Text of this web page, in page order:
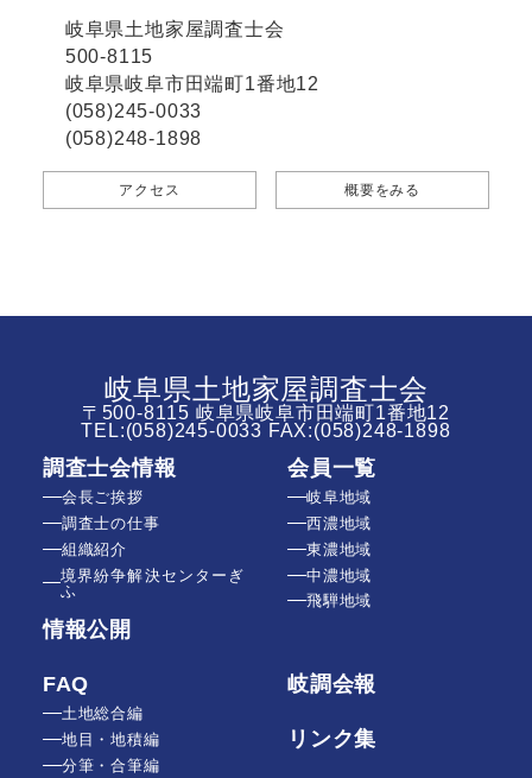
岐阜県土地家屋調査士会
500-8115
岐阜県岐阜市田端町1番地12
(058)245-0033
(058)248-1898
アクセス 概要をみる
岐阜県土地家屋調査士会
〒500-8115 岐阜県岐阜市田端町1番地12
TEL:(058)245-0033 FAX:(058)248-1898
調査士会情報
会長ご挨拶
調査士の仕事
組織紹介
境界紛争解決センターぎ
ふ
情報公開
FAQ
土地総合編
地目・地積編
分筆・合筆編
会員一覧
岐阜地域
西濃地域
東濃地域
中濃地域
飛騨地域
岐調会報
リンク集